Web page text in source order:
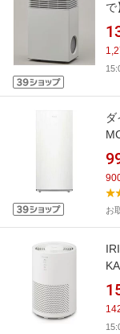
で
お
【